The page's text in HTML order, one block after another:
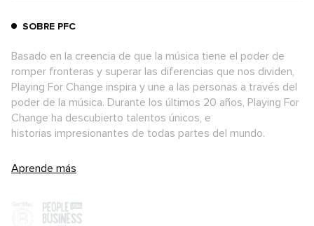
SOBRE PFC
Basado en la creencia de que la música tiene el poder de
romper fronteras y superar las diferencias que nos dividen,
Playing For Change inspira y une a las personas a través del
poder de la música. Durante los últimos 20 años, Playing For
Change ha descubierto talentos únicos, e
historias impresionantes de todas partes del mundo.
Aprende más